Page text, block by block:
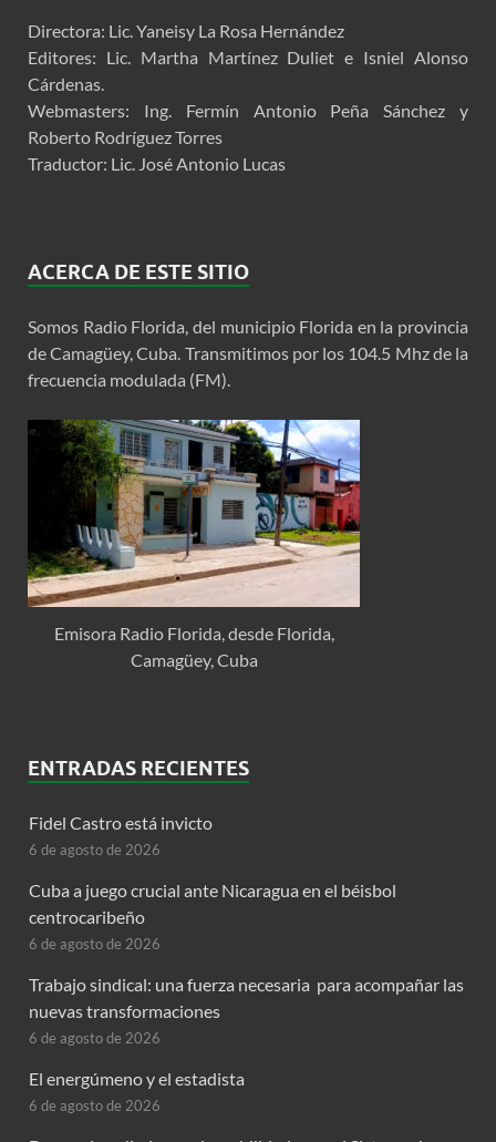
Directora: Lic. Yaneisy La Rosa Hernández
Editores: Lic. Martha Martínez Duliet e Isniel Alonso
Cárdenas.
Webmasters: Ing. Fermín Antonio Peña Sánchez y
Roberto Rodríguez Torres
Traductor: Lic. José Antonio Lucas
ACERCA DE ESTE SITIO
Somos Radio Florida, del municipio Florida en la provincia
de Camagüey, Cuba. Transmitimos por los 104.5 Mhz de la
frecuencia modulada (FM).
Emisora Radio Florida, desde Florida,
Camagüey, Cuba
ENTRADAS RECIENTES
Fidel Castro está invicto
6 de agosto de 2026
Cuba a juego crucial ante Nicaragua en el béisbol
centrocaribeño
6 de agosto de 2026
Trabajo sindical: una fuerza necesaria para acompañar las
nuevas transformaciones
6 de agosto de 2026
El energúmeno y el estadista
6 de agosto de 2026